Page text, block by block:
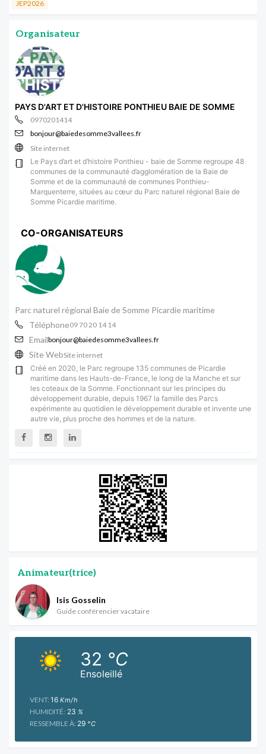
JEP2026
Organisateur
PAYS D'ART ET D'HISTOIRE PONTHIEU BAIE DE SOMME
0970201414
bonjour@baiedesomme3vallees.fr
Site internet
Le Pays d’art et d’histoire Ponthieu - baie de Somme regroupe 48
communes de la communauté d’agglomération de la Baie de
Somme et de la communauté de communes Ponthieu-
Marquenterre, situées au cœur du Parc naturel régional Baie de
Somme Picardie maritime.
CO-ORGANISATEURS
Parc naturel régional Baie de Somme Picardie maritime
Téléphone09 70 20 14 14
Emailbonjour@baiedesomme3vallees.fr
Site WebSite internet
Créé en 2020, le Parc regroupe 135 communes de Picardie
maritime dans les Hauts-de-France, le long de la Manche et sur
les coteaux de la Somme. Fonctionnant sur les principes du
développement durable, depuis 1967 la famille des Parcs
expérimente au quotidien le développement durable et invente une
autre vie, plus proche des hommes et de la nature.
Animateur(trice)
Isis Gosselin
Guide conférencier vacataire
Ensoleillé
32 °C
VENT: 16 Km/h
HUMIDITÉ: 23 %
RESSEMBLE À: 29 °C